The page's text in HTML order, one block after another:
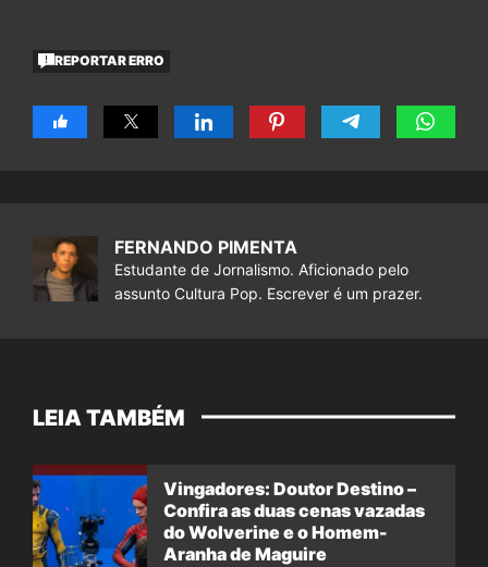
REPORTAR ERRO
FERNANDO PIMENTA
Estudante de Jornalismo. Aficionado pelo
assunto Cultura Pop. Escrever é um prazer.
LEIA TAMBÉM
Vingadores: Doutor Destino –
Confira as duas cenas vazadas
do Wolverine e o Homem-
Aranha de Maguire